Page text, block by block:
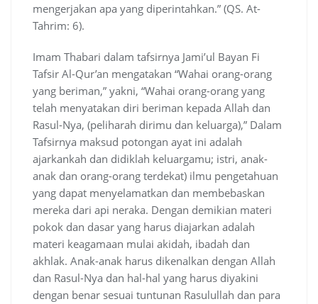
mengerjakan apa yang diperintahkan.” (QS. At-
Tahrim: 6).
Imam Thabari dalam tafsirnya Jami’ul Bayan Fi
Tafsir Al-Qur’an mengatakan “Wahai orang-orang
yang beriman,” yakni, “Wahai orang-orang yang
telah menyatakan diri beriman kepada Allah dan
Rasul-Nya, (peliharah dirimu dan keluarga),” Dalam
Tafsirnya maksud potongan ayat ini adalah
ajarkankah dan didiklah keluargamu; istri, anak-
anak dan orang-orang terdekat) ilmu pengetahuan
yang dapat menyelamatkan dan membebaskan
mereka dari api neraka. Dengan demikian materi
pokok dan dasar yang harus diajarkan adalah
materi keagamaan mulai akidah, ibadah dan
akhlak. Anak-anak harus dikenalkan dengan Allah
dan Rasul-Nya dan hal-hal yang harus diyakini
dengan benar sesuai tuntunan Rasulullah dan para